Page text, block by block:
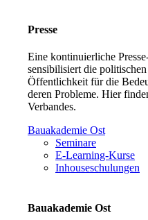
Presse
Eine kontinuierliche
sensibilisiert die
Öffentlichkeit für die
deren Probleme. Hier
Verbandes.
Bauakademie Ost
Seminare
E-Learning-Kurse
Inhouseschulungen
Bauakademie Ost